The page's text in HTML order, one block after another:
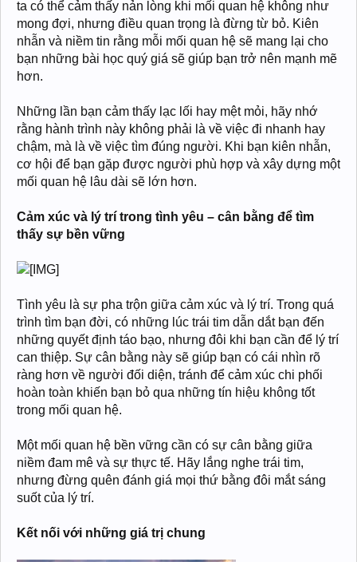
ta có thể cảm thấy nản lòng khi mối quan hệ không như
mong đợi, nhưng điều quan trọng là đừng từ bỏ. Kiên
nhẫn và niềm tin rằng mỗi mối quan hệ sẽ mang lại cho
bạn những bài học quý giá sẽ giúp bạn trở nên mạnh mẽ
hơn.
Những lần bạn cảm thấy lạc lối hay mệt mỏi, hãy nhớ
rằng hành trình này không phải là về việc đi nhanh hay
chậm, mà là về việc tìm đúng người. Khi bạn kiên nhẫn,
cơ hội để bạn gặp được người phù hợp và xây dựng một
mối quan hệ lâu dài sẽ lớn hơn.
Cảm xúc và lý trí trong tình yêu – cân bằng để tìm
thấy sự bền vững
Tình yêu là sự pha trộn giữa cảm xúc và lý trí. Trong quá
trình tìm bạn đời, có những lúc trái tim dẫn dắt bạn đến
những quyết định táo bạo, nhưng đôi khi bạn cần để lý trí
can thiệp. Sự cân bằng này sẽ giúp bạn có cái nhìn rõ
ràng hơn về người đối diện, tránh để cảm xúc chi phối
hoàn toàn khiến bạn bỏ qua những tín hiệu không tốt
trong mối quan hệ.
Một mối quan hệ bền vững cần có sự cân bằng giữa
niềm đam mê và sự thực tế. Hãy lắng nghe trái tim,
nhưng đừng quên đánh giá mọi thứ bằng đôi mắt sáng
suốt của lý trí.
Kết nối với những giá trị chung